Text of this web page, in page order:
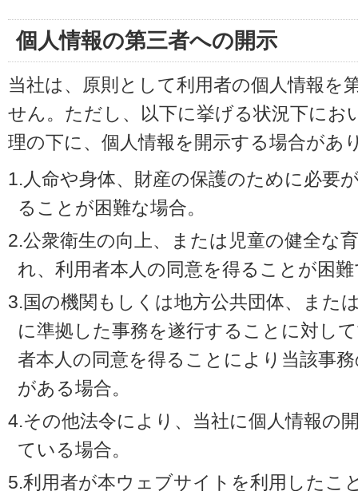
個人情報の第三者への開示
当社は、原則として利用者の個人情報を
せん。ただし、以下に挙げる状況下にお
理の下に、個人情報を開示する場合があ
1.人命や身体、財産の保護のために必要
ることが困難な場合。
2.公衆衛生の向上、または児童の健全な
れ、利用者本人の同意を得ることが困
3.国の機関もしくは地方公共団体、また
に準拠した事務を遂行することに対し
者本人の同意を得ることにより当該事
がある場合。
4.その他法令により、当社に個人情報の
ている場合。
5.利用者が本ウェブサイトを利用したこ